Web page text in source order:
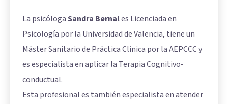
La psicólogaSandra Bernales Licenciada en
Psicología por la Universidad de Valencia, tiene un
Máster Sanitario de Práctica Clínica por la AEPCCC y
es especialista en aplicar la Terapia Cognitivo-
conductual.
Esta profesional es también especialista en atender